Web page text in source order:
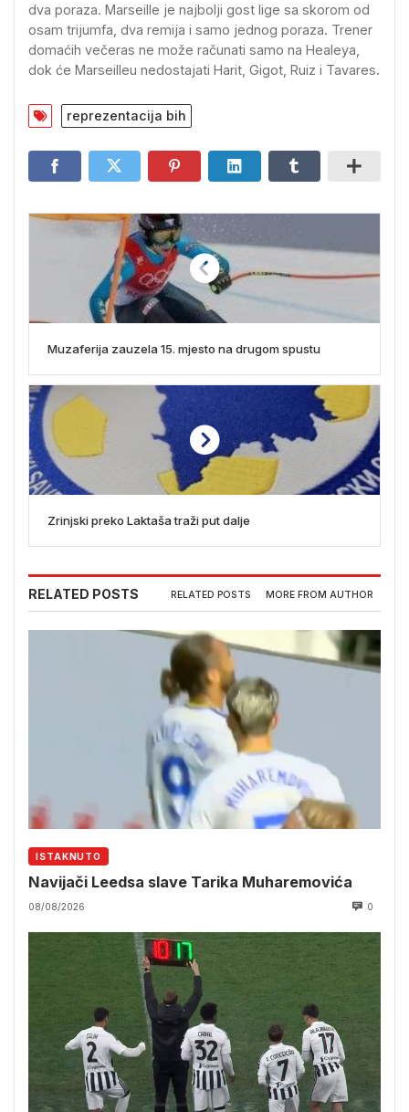
dva poraza. Marseille je najbolji gost lige sa skorom od
osam trijumfa, dva remija i samo jednog poraza. Trener
domaćih večeras ne može računati samo na Healeya,
dok će Marseilleu nedostajati Harit, Gigot, Ruiz i Tavares.
reprezentacija bih
Muzaferija zauzela 15. mjesto na drugom spustu
Zrinjski preko Laktaša traži put dalje
RELATED POSTS RELATED POSTS MORE FROM AUTHOR
ISTAKNUTO
Navijači Leedsa slave Tarika Muharemovića
08/08/2026 0